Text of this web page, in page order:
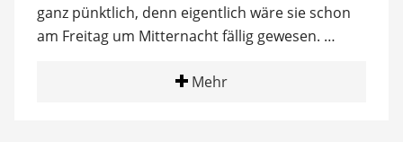
ganz pünktlich, denn eigentlich wäre sie schon
am Freitag um Mitternacht fällig gewesen. …
Mehr